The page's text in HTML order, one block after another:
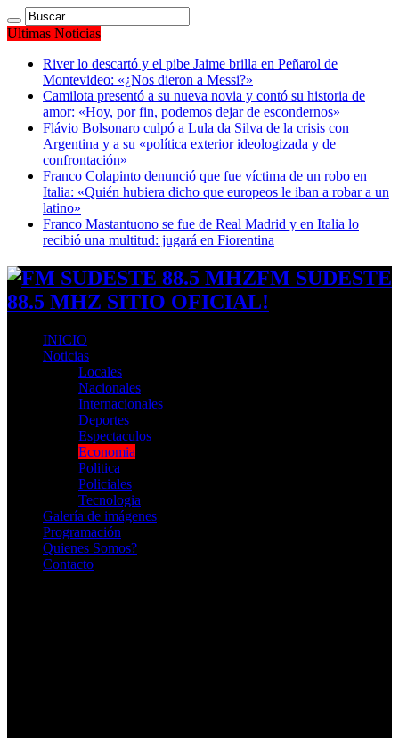
Ultimas Noticias
River lo descartó y el pibe Jaime brilla en Peñarol de
Montevideo: «¿Nos dieron a Messi?»
Camilota presentó a su nueva novia y contó su historia de
amor: «Hoy, por fin, podemos dejar de escondernos»
Flávio Bolsonaro culpó a Lula da Silva de la crisis con
Argentina y a su «política exterior ideologizada y de
confrontación»
Franco Colapinto denunció que fue víctima de un robo en
Italia: «Quién hubiera dicho que europeos le iban a robar a un
latino»
Franco Mastantuono se fue de Real Madrid y en Italia lo
recibió una multitud: jugará en Fiorentina
FM SUDESTE
88.5 MHZ SITIO OFICIAL!
INICIO
Noticias
Locales
Nacionales
Internacionales
Deportes
Espectaculos
Economia
Politica
Policiales
Tecnologia
Galería de imágenes
Programación
Quienes Somos?
Contacto